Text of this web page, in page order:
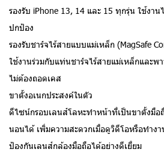
รองรับ iPhone 13, 14 และ 15 ทุกรุ่น ใช้งาน
ปกป้อง
รองรับชาร์จไร้สายแบบแม่เหล็ก (MagSafe
ใช้งานร่วมกับแท่นชาร์จไร้สายแม่เหล็กและพ
ไม่ต้องถอดเคส
ขาตั้งอเนกประสงค์ในตัว
ดีไซน์กรอบเลนส์โลหะทำหน้าที่เป็นขาตั้งมือ
นอนได้ เพิ่มความสะดวกเมื่อดูวิดีโอหรือทำงา
ป้องกันเลนส์กล้องมือถือได้อย่างดีเยี่ยม